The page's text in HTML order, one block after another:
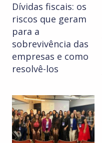
Dívidas fiscais: os
riscos que geram
para a
sobrevivência das
empresas e como
resolvê-los